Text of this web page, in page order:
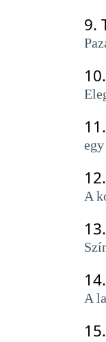
9.
10.
11.
12.
A
13.
14.
A
15.